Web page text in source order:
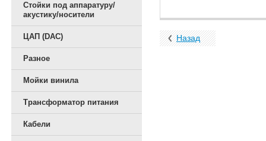
Стойки под аппаратуру/
акустику/носители
ЦАП (DAC)
Разное
Мойки винила
Трансформатор питания
Кабели
Назад